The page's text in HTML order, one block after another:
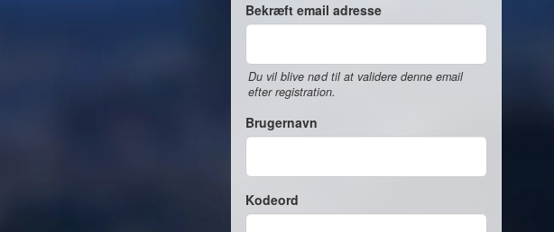
Bekræft email adresse
Du vil blive nød til at validere denne email
efter registration.
Brugernavn
Kodeord